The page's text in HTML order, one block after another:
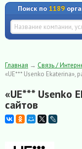
Поиск по 1189
Главная → Связь /
«UE*** Usenko Ekaterina»,
«UE*** Usenko
сайтов